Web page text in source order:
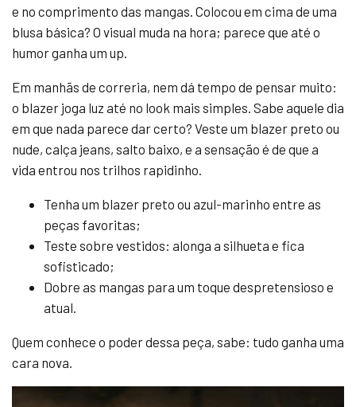
e no comprimento das mangas. Colocou em cima de uma
blusa básica? O visual muda na hora; parece que até o
humor ganha um up.
Em manhãs de correria, nem dá tempo de pensar muito:
o blazer joga luz até no look mais simples. Sabe aquele dia
em que nada parece dar certo? Veste um blazer preto ou
nude, calça jeans, salto baixo, e a sensação é de que a
vida entrou nos trilhos rapidinho.
Tenha um blazer preto ou azul-marinho entre as
peças favoritas;
Teste sobre vestidos: alonga a silhueta e fica
sofisticado;
Dobre as mangas para um toque despretensioso e
atual.
Quem conhece o poder dessa peça, sabe: tudo ganha uma
cara nova.